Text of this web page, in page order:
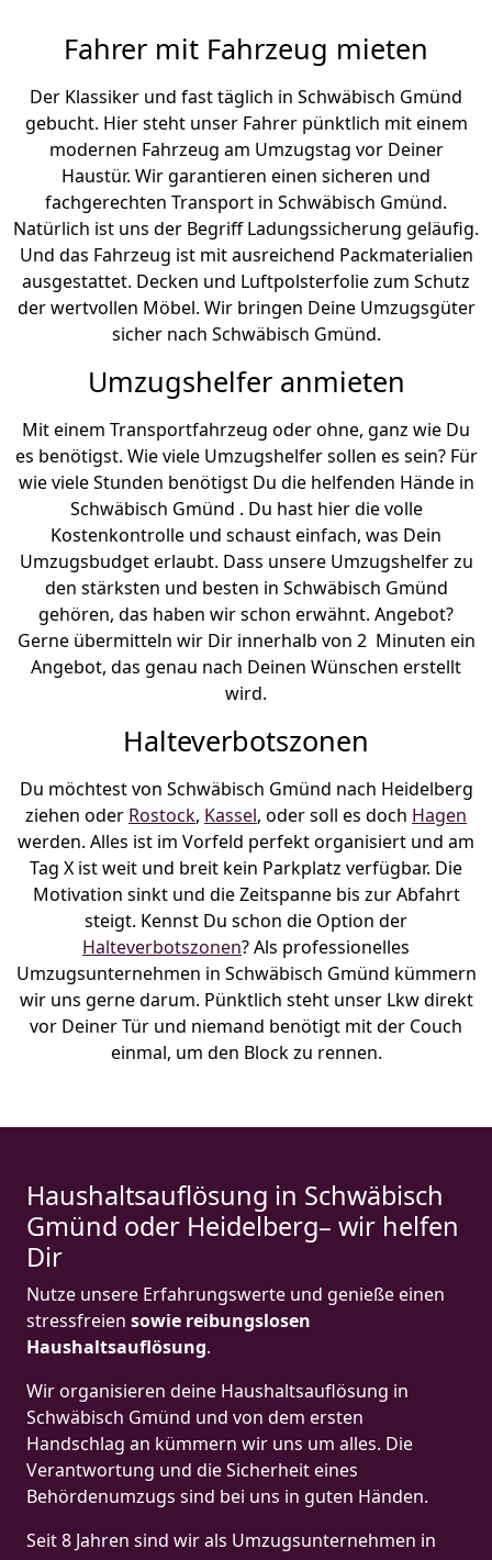
Fahrer mit Fahrzeug mieten
Der Klassiker und fast täglich in Schwäbisch Gmünd
gebucht. Hier steht unser Fahrer pünktlich mit einem
modernen Fahrzeug am Umzugstag vor Deiner
Haustür. Wir garantieren einen sicheren und
fachgerechten Transport in Schwäbisch Gmünd.
Natürlich ist uns der Begriff Ladungssicherung geläufig.
Und das Fahrzeug ist mit ausreichend Packmaterialien
ausgestattet. Decken und Luftpolsterfolie zum Schutz
der wertvollen Möbel. Wir bringen Deine Umzugsgüter
sicher nach Schwäbisch Gmünd.
Umzugshelfer anmieten
Mit einem Transportfahrzeug oder ohne, ganz wie Du
es benötigst. Wie viele Umzugshelfer sollen es sein? Für
wie viele Stunden benötigst Du die helfenden Hände in
Schwäbisch Gmünd . Du hast hier die volle
Kostenkontrolle und schaust einfach, was Dein
Umzugsbudget erlaubt. Dass unsere Umzugshelfer zu
den stärksten und besten in Schwäbisch Gmünd
gehören, das haben wir schon erwähnt. Angebot?
Gerne übermitteln wir Dir innerhalb von 2 Minuten ein
Angebot, das genau nach Deinen Wünschen erstellt
wird.
Halteverbotszonen
Du möchtest von Schwäbisch Gmünd nach Heidelberg
ziehen oder Rostock, Kassel, oder soll es doch Hagen
werden. Alles ist im Vorfeld perfekt organisiert und am
Tag X ist weit und breit kein Parkplatz verfügbar. Die
Motivation sinkt und die Zeitspanne bis zur Abfahrt
steigt. Kennst Du schon die Option der
Halteverbotszonen? Als professionelles
Umzugsunternehmen in Schwäbisch Gmünd kümmern
wir uns gerne darum. Pünktlich steht unser Lkw direkt
vor Deiner Tür und niemand benötigt mit der Couch
einmal, um den Block zu rennen.
Haushaltsauflösung in Schwäbisch
Gmünd oder Heidelberg– wir helfen
Dir
Nutze unsere Erfahrungswerte und genieße einen
stressfreien sowie reibungslosen
Haushaltsauflösung.
Wir organisieren deine Haushaltsauflösung in
Schwäbisch Gmünd und von dem ersten
Handschlag an kümmern wir uns um alles. Die
Verantwortung und die Sicherheit eines
Behördenumzugs sind bei uns in guten Händen.
Seit 8 Jahren sind wir als Umzugsunternehmen in